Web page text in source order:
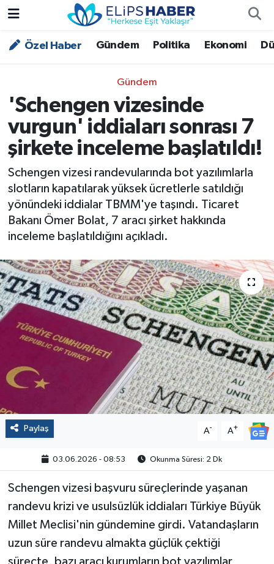
Özel Haber Gündem Politika Ekonomi
Gündem
'Schengen vizesinde
vurgun' iddiaları sonrası 7
şirkete inceleme başlatıldı!
Schengen vizesi randevularında bot yazılımlarla
slotların kapatılarak yüksek ücretlerle satıldığı
yönündeki iddialar TBMM'ye taşındı. Ticaret
Bakanı Ömer Bolat, 7 aracı şirket hakkında
inceleme başlatıldığını açıkladı.
Paylaş A- A+
03.06.2026 - 08:53 Okunma Süresi: 2 Dk
Schengen vizesi başvuru süreçlerinde yaşanan
randevu krizi ve usulsüzlük iddiaları Türkiye Büyük
Millet Meclisi'nin gündemine girdi. Vatandaşların
uzun süre randevu almakta güçlük çektiği
süreçte, bazı aracı kurumların bot yazılımlar
Özel Haber
Asayiş
Bilim - Teknoloji
Çevre - İklim
Dünya
Kültür - Sanat
Magazin
Politika
Sağlık
Yaşam
Çalışma Hayatı
Kadın
Yurt
Nöbetçi Eczaneler
Trafik Durumu
Süper Lig Puan Durumu ve Fikstür
Tüm Manşetler
Son Dakika Haberleri